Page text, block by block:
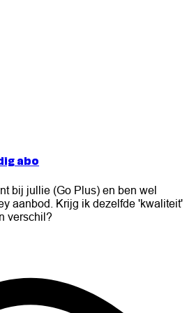
abo
bij jullie (Go Plus) en ben wel
aanbod. Krijg ik dezelfde 'kwaliteit'
verschil?